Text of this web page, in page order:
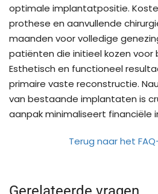
optimale implantatpositie.
prothese en aanvullende
maanden voor volledige
patiënten die initieel kozen voor
Esthetisch en functioneel
primaire vaste reconstructie.
van bestaande implantaten is
aanpak minimaliseert financiële
Terug naar het